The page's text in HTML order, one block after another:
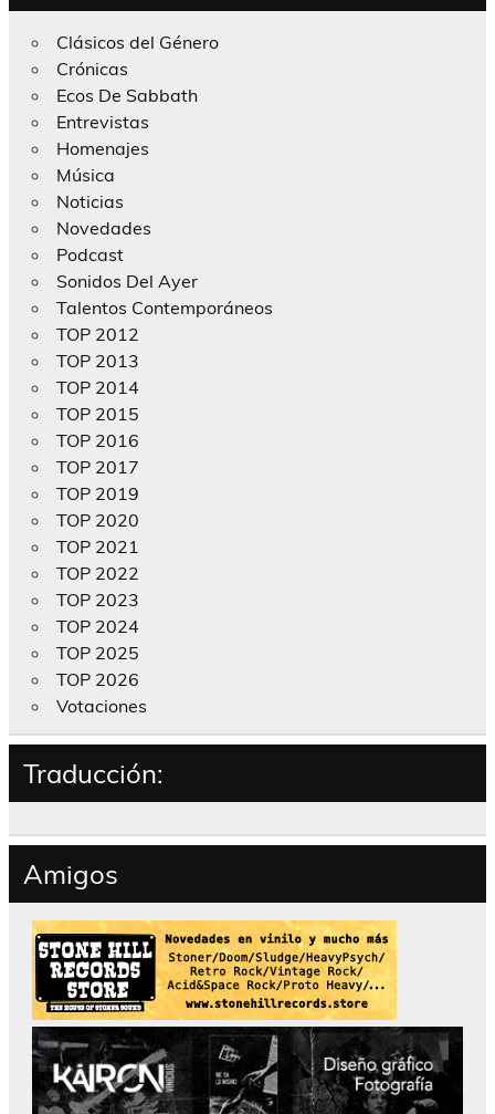
Clásicos del Género
Crónicas
Ecos De Sabbath
Entrevistas
Homenajes
Música
Noticias
Novedades
Podcast
Sonidos Del Ayer
Talentos Contemporáneos
TOP 2012
TOP 2013
TOP 2014
TOP 2015
TOP 2016
TOP 2017
TOP 2019
TOP 2020
TOP 2021
TOP 2022
TOP 2023
TOP 2024
TOP 2025
TOP 2026
Votaciones
Traducción:
Amigos